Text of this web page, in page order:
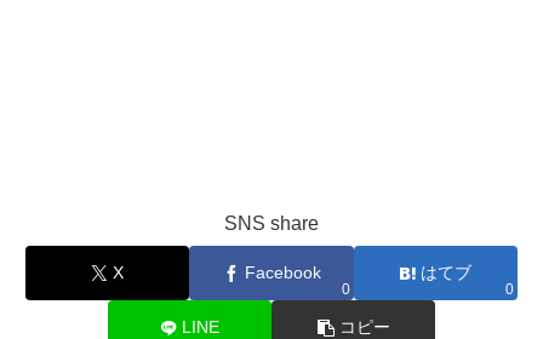
SNS share
X Facebook
0
はてブ
0
LINE コピー